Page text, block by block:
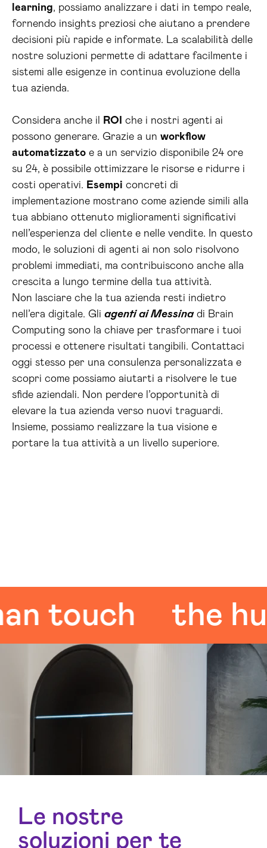
learning, possiamo analizzare i dati in tempo reale,
fornendo insights preziosi che aiutano a prendere
decisioni più rapide e informate. La scalabilità delle
nostre soluzioni permette di adattare facilmente i
sistemi alle esigenze in continua evoluzione della
tua azienda.
Considera anche il ROI
che i nostri agenti ai
possono generare. Grazie a un workflow
automatizzato e a un servizio disponibile 24 ore
su 24, è possibile ottimizzare le risorse e ridurre i
costi operativi. Esempi concreti di
implementazione mostrano come aziende simili alla
tua abbiano ottenuto miglioramenti significativi
nell’esperienza del cliente e nelle vendite. In questo
modo, le soluzioni di agenti ai non solo risolvono
problemi immediati, ma contribuiscono anche alla
crescita a lungo termine della tua attività.
Non lasciare che la tua azienda resti indietro
nell’era digitale. Gli agenti ai Messinadi Brain
Computing sono la chiave per trasformare i tuoi
processi e ottenere risultati tangibili. Contattaci
oggi stesso per una consulenza personalizzata e
scopri come possiamo aiutarti a risolvere le tue
sfide aziendali. Non perdere l’opportunità di
elevare la tua azienda verso nuovi traguardi.
Insieme, possiamo realizzare la tua visione e
portare la tua attività a un livello superiore.
the
Le nostre
soluzioni per te